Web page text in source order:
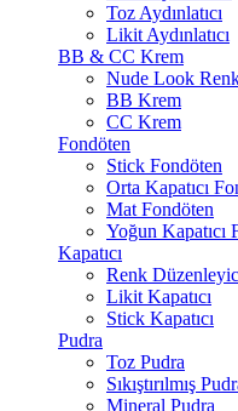
Toz Aydınlatıcı
Likit Aydınlatıcı
BB & CC Krem
Nude Look
BB Krem
CC Krem
Fondöten
Stick Fondöten
Orta Kapatıcı
Mat Fondöten
Yoğun Kapatıcı
Kapatıcı
Renk
Likit Kapatıcı
Stick Kapatıcı
Pudra
Toz Pudra
Sıkıştırılmış
Mineral Pudra